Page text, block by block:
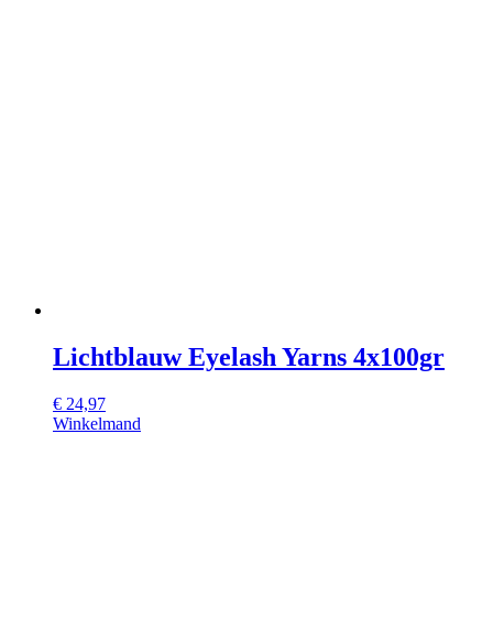
Lichtblauw Eyelash Yarns 4x100gr
€ 24,97
Winkelmand